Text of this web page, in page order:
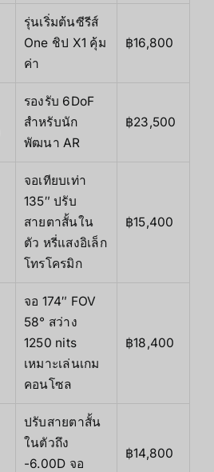
รุ่นเริ่มต้นซีรีส์
One ชิป X1 คุ้ม
ค่า
฿16,800
รองรับ 6DoF
สำหรับนัก
พัฒนา AR
฿23,500
จอเทียบเท่า
135″ ปรับ
สายตาสั้นใน
ตัว หรี่แสงอิเล็ก
โทรโครมิก
฿15,400
จอ 174″ FOV
58° สว่าง
1250 nits
เหมาะเล่นเกม
คอนโซล
฿18,400
ปรับสายตาสั้น
ในตัวถึง
-6.00D จอ
฿14,800